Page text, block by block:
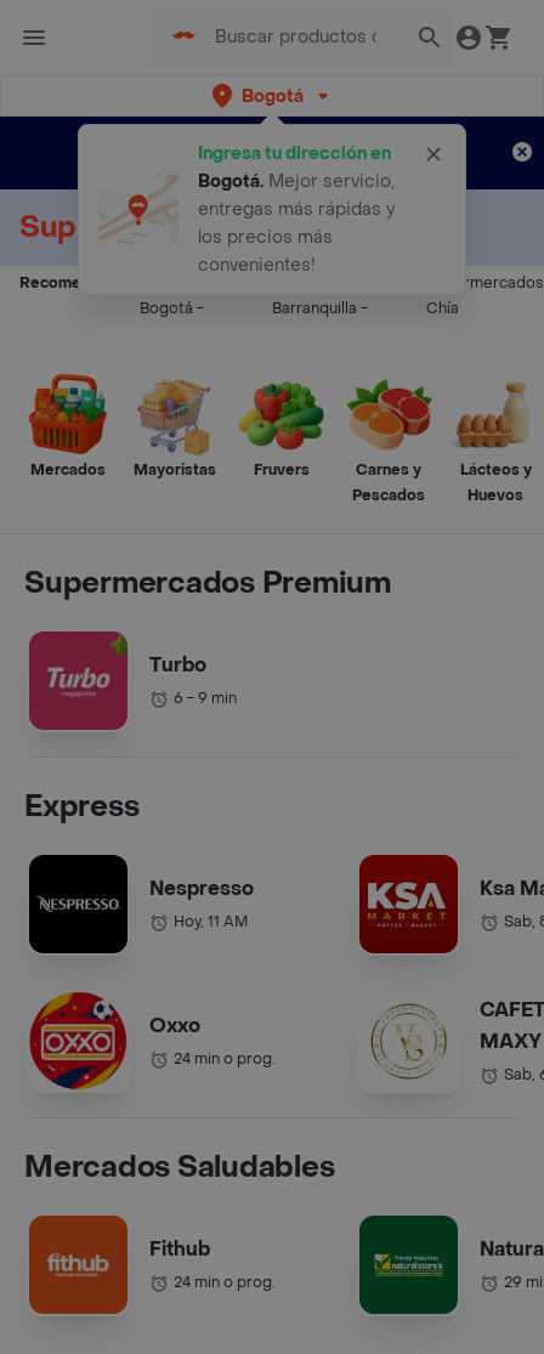
Bogotá
Ingresa tu dirección en
Bogotá. Mejor servicio,
entregas más rápidas y
los precios más
convenientes!
envíos gratis por semanas
Aplican TyC
Supermercados a Domicilio
Recomendados:
Bogotá -
Barranquilla -
Supermercados
Chía
Mercados Mayoristas Fruvers
Carnes y
Pescados
Lácteos y
Huevos
Supermercados Premium
Turbo
6 - 9 min
Express
Nespresso
Hoy, 11 AM
Oxxo
24 min o prog.
Ksa
Sab,
COL.).
Sab,
Mercados Saludables
Fithub
24 min o prog. 29